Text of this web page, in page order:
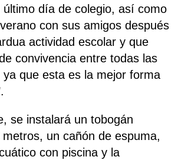
último día de colegio, así como
con sus amigos después
actividad escolar y que
convivencia entre todas las
ya que esta es la mejor forma
se instalará un tobogán
un cañón de espuma,
con piscina y la